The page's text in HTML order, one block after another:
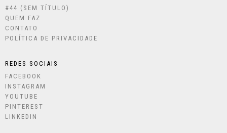
#44 (SEM TÍTULO)
QUEM FAZ
CONTATO
POLÍTICA DE PRIVACIDADE
REDES SOCIAIS
FACEBOOK
INSTAGRAM
YOUTUBE
PINTEREST
LINKEDIN